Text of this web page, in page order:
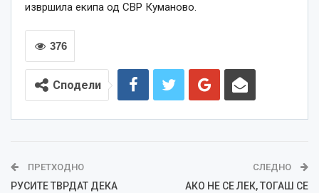
извршила екипа од СВР Куманово.
376
Сподели
ПРЕТХОДНО
РУСИТЕ ТВРДАТ ДЕКА
СЛЕДНО
АКО НЕ СЕ ЛЕК, ТОГАШ СЕ